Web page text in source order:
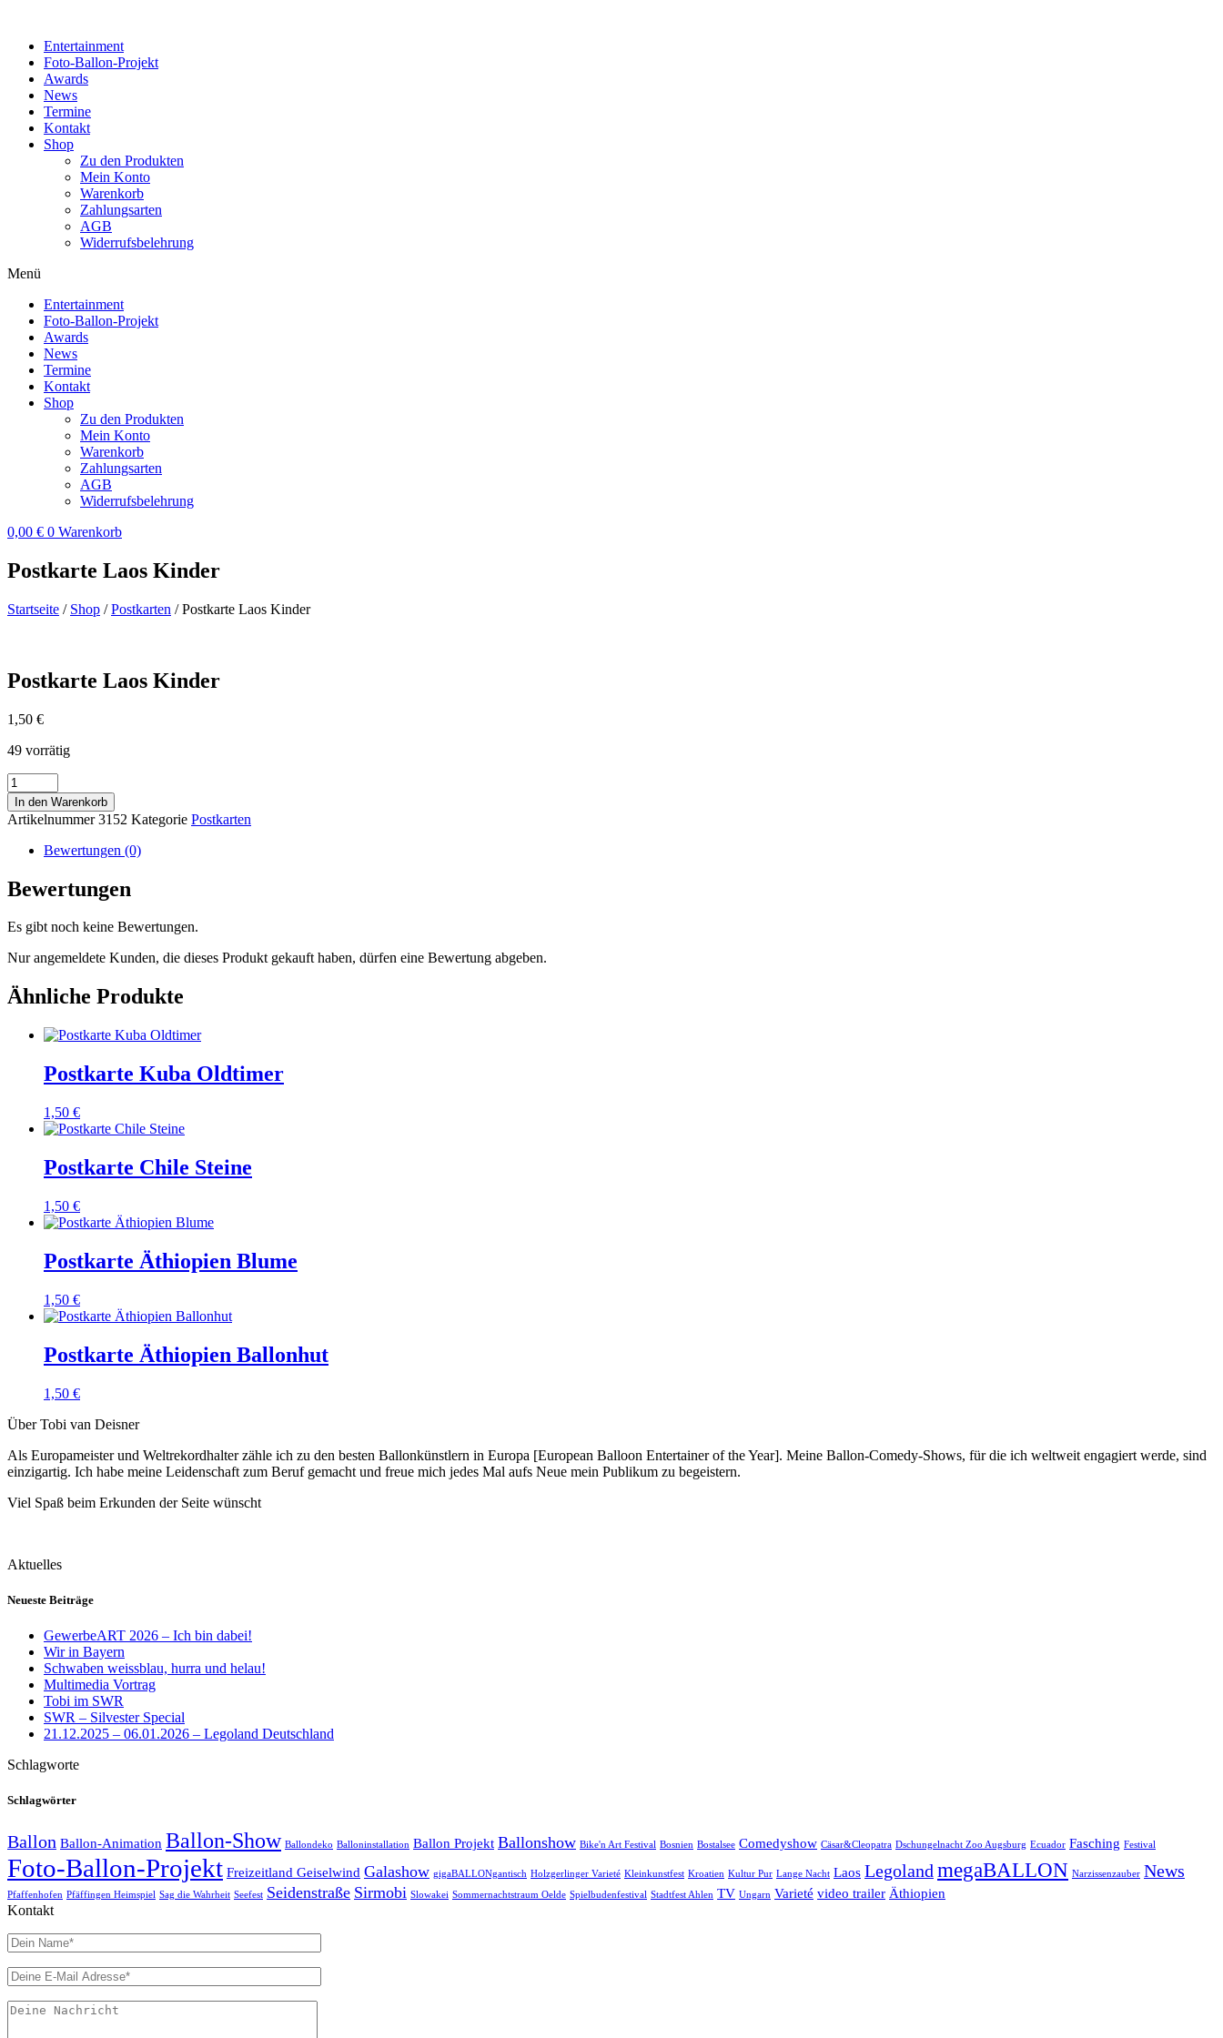
wechselnEntertainment
Foto-Ballon-Projekt
Awards
News
Termine
Kontakt
Shop
Zu den Produkten
Mein Konto
Warenkorb
Zahlungsarten
AGB
Widerrufsbelehrung
Menü
Entertainment
Foto-Ballon-Projekt
Awards
News
Termine
Kontakt
Shop
Zu den Produkten
Mein Konto
Warenkorb
Zahlungsarten
AGB
Widerrufsbelehrung
0,00 € 0 Warenkorb
Postkarte Laos Kinder
Startseite / Shop /Postkarten / Postkarte Laos Kinder
Postkarte Laos Kinder
1,50 €
49 vorrätig
Postkarte
Laos
Kinder
Menge
In den Warenkorb
Artikelnummer3152 Kategorie Postkarten
Bewertungen (0)
Bewertungen
Es gibt noch keine Bewertungen.
Nur angemeldete Kunden, die dieses Produkt gekauft haben, dürfen eine Bewertung abgeben.
Ähnliche Produkte
Postkarte Kuba Oldtimer
1,50 €
Postkarte Chile Steine
1,50 €
Postkarte Äthiopien Blume
1,50 €
Postkarte Äthiopien Ballonhut
1,50 €
Über Tobi van Deisner
Als Europameister und Weltrekordhalter zähle ich zu den besten Ballonkünstlern in Europa [European Balloon Entertainer of the Year]. Meine Ballon-Comedy-Shows, für die ich weltweit engagiert werde, sind
einzigartig. Ich habe meine Leidenschaft zum Beruf gemacht und freue mich jedes Mal aufs Neue mein Publikum zu begeistern.
Viel Spaß beim Erkunden der Seite wünscht
Aktuelles
Neueste Beiträge
GewerbeART 2026 – Ich bin dabei!
Wir in Bayern
Schwaben weissblau, hurra und helau!
Multimedia Vortrag
Tobi im SWR
SWR – Silvester Special
21.12.2025 – 06.01.2026 – Legoland Deutschland
Schlagworte
Schlagwörter
Ballon Ballon-Animation Ballon-Show Ballondeko Balloninstallation Ballon Projekt Ballonshow Bike'n Art Festival Bosnien Bostalsee Comedyshow Cäsar&Cleopatra Dschungelnacht Zoo Augsburg Ecuador Fasching Festival
Foto-Ballon-Projekt Freizeitland Geiselwind Galashow gigaBALLONgantisch Holzgerlinger Varieté Kleinkunstfest Kroatien Kultur Pur Lange Nacht Laos Legoland megaBALLON Narzissenzauber News
Pfaffenhofen Pfäffingen Heimspiel Sag die Wahrheit Seefest Seidenstraße Sirmobi Slowakei Sommernachtstraum Oelde Spielbudenfestival Stadtfest Ahlen TV Ungarn Varieté video trailer Äthiopien
Kontakt